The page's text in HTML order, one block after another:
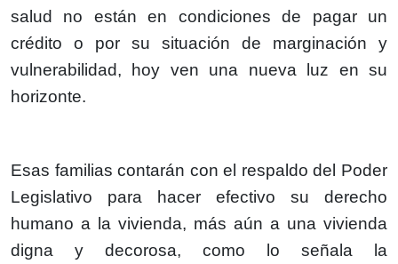
salud no están en condiciones de pagar un
crédito o por su situación de marginación y
vulnerabilidad, hoy ven una nueva luz en su
horizonte.
Esas familias contarán con el respaldo del Poder
Legislativo para hacer efectivo su derecho
humano a la vivienda, más aún a una vivienda
digna y decorosa, como lo señala la